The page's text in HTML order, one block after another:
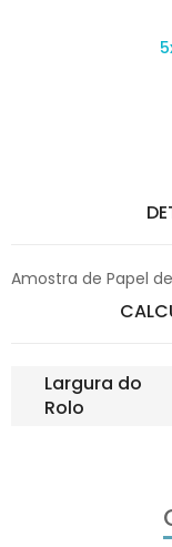
Amostra de Papel
Largura do
Rolo